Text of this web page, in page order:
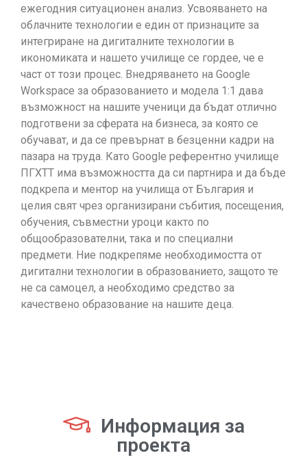
ежегодния ситуационен анализ. Усвояването на
облачните технологии е един от признаците за
интегриране на дигиталните технологии в
икономиката и нашето училище се гордее, че е
част от този процес. Внедряването на Google
Workspace за образованието и модела 1:1 дава
възможност на нашите ученици да бъдат отлично
подготвени за сферата на бизнеса, за която се
обучават, и да се превърнат в безценни кадри на
пазара на труда. Като Google референтно училище
ПГХТТ има възможността да си партнира и да бъде
подкрепа и ментор на училища от България и
целия свят чрез организирани събития, посещения,
обучения, съвместни уроци както по
общообразователни, така и по специални
предмети. Ние подкрепяме необходимостта от
дигитални технологии в образованието, защото те
не са самоцел, а необходимо средство за
качествено образование на нашите деца.
Информация за
проекта